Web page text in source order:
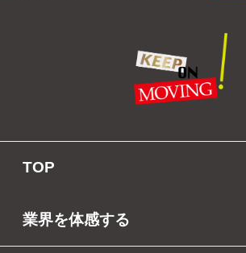
TOP
業界を体感する